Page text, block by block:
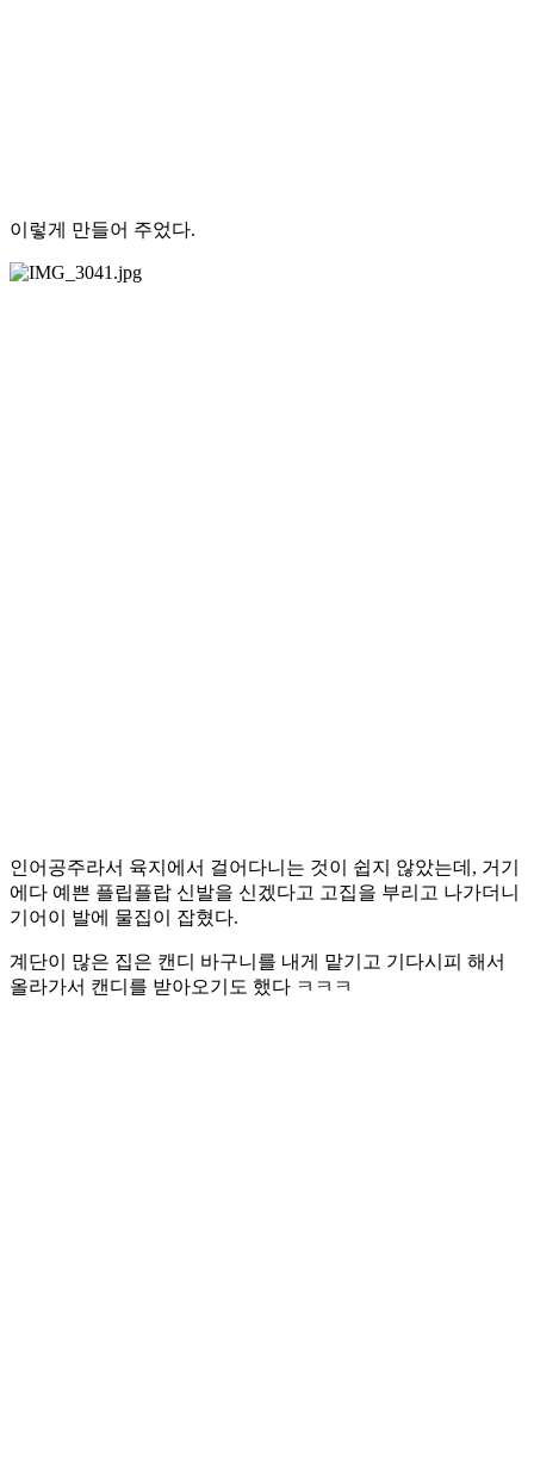
이렇게 만들어 주었다.
인어공주라서 육지에서 걸어다니는 것이 쉽지 않았는데, 거기
에다 예쁜 플립플랍 신발을 신겠다고 고집을 부리고 나가더니
기어이 발에 물집이 잡혔다.
계단이 많은 집은 캔디 바구니를 내게 맡기고 기다시피 해서
올라가서 캔디를 받아오기도 했다 ㅋㅋㅋ